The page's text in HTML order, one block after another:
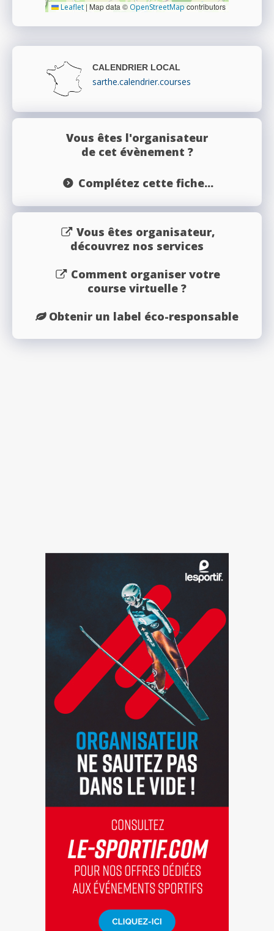
Leaflet | Map data © OpenStreetMap contributors
CALENDRIER LOCAL
sarthe.calendrier.courses
Vous êtes l'organisateur
de cet évènement ?
Complétez cette fiche...
Vous êtes organisateur,
découvrez nos services
Comment organiser votre
course virtuelle ?
Obtenir un label éco-responsable